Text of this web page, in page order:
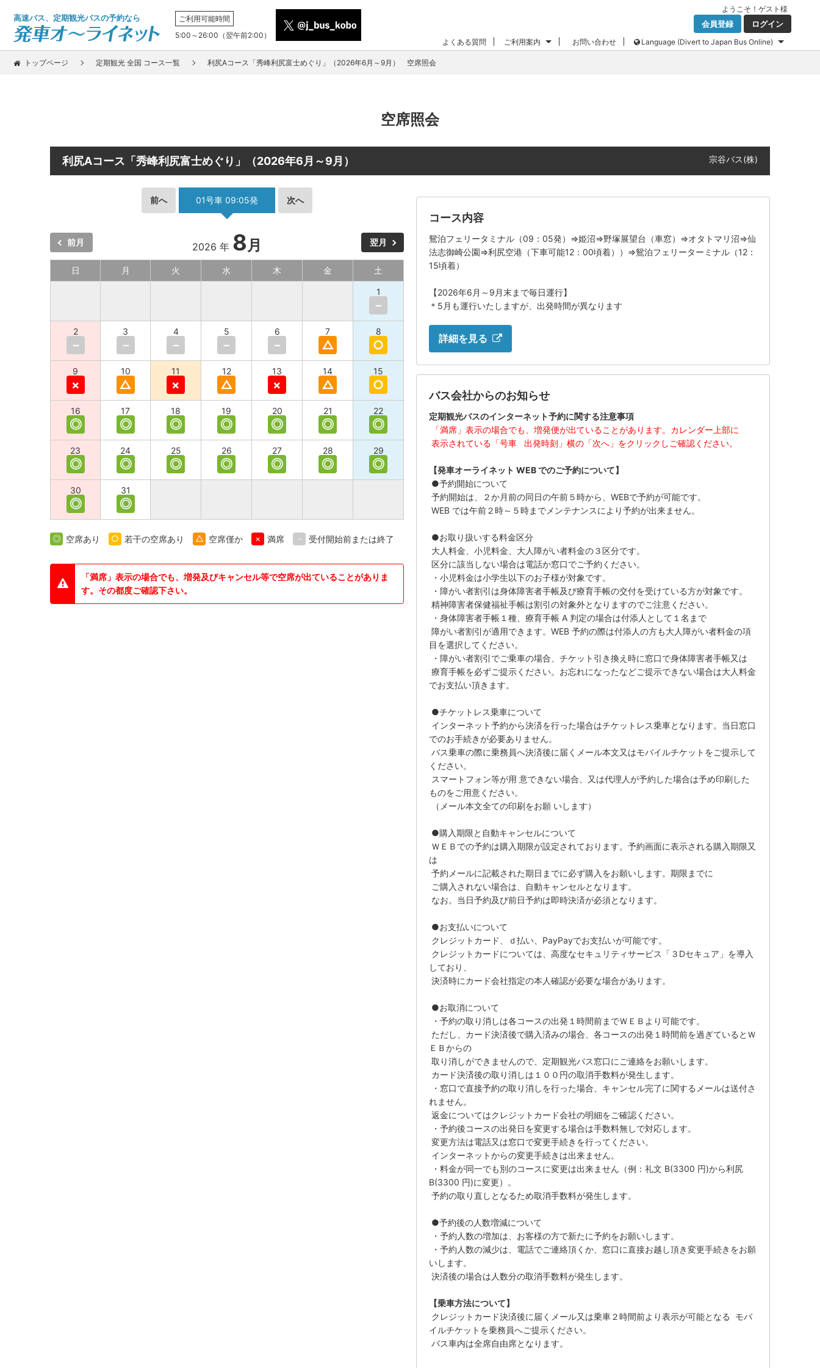
高速バス、定期観光バスの予約なら
ご利用可能時間
5:00～26:00（翌午前2:00）
ようこそ！ ゲスト 様
会員登録 ログイン
よくある質問 ご利用案内 お問い合わせ Language (Divert to Japan Bus Online)
トップページ 定期観光 全国 コース一覧 利尻Aコース「秀峰利尻富士めぐり」（2026年6月～9月） 空席照会
空席照会
利尻Aコース「秀峰利尻富士めぐり」（2026年6月～9月） 宗谷バス(株)
前へ 01号車 09:05発 次へ
前月 2026 年 8月 翌月
日 月 火 水 木 金 土
1
－
2
－
3
－
4
－
5
－
6
－
7
△
8
○
9
×
10
△
11
×
12
△
13
×
14
△
15
○
16
◎
17
◎
18
◎
19
◎
20
◎
21
◎
22
◎
23
◎
24
◎
25
◎
26
◎
27
◎
28
◎
29
◎
30
◎
31
◎
◎ 空席あり ○ 若干の空席あり △ 空席僅か × 満席 受付開始前または終了
「満席」表示の場合でも、増発及びキャンセル等で空席が出ていることがありま
す。その都度ご確認下さい。
コース内容
鴛泊フェリータミナル（09：05発）⇒姫沼⇒野塚展望台（車窓）⇒オタトマリ沼⇒仙
法志御崎公園⇒利尻空港（下車可能12：00頃着））⇒鴛泊フェリーターミナル（12：
15頃着）
【2026年6月～9月末まで毎日運行】
＊5月も運行いたしますが、出発時間が異なります
詳細を見る
バス会社からのお知らせ
定期観光バスのインターネット予約に関する注意事項
「満席」表示の場合でも、増発便が出ていることがあります。カレンダー上部に
表示されている「号車 出発時刻」横の「次へ」をクリックしご確認ください。
【発車オーライネット WEB でのご予約について】
●予約開始について
予約開始は、２か月前の同日の午前５時から、WEBで予約が可能です。
WEB では午前２時～５時までメンテナンスにより予約が出来ません。
●お取り扱いする料金区分
大人料金、小児料金、大人障がい者料金の３区分です。
区分に該当しない場合は電話か窓口でご予約ください。
・小児料金は小学生以下のお子様が対象です。
・障がい者割引は身体障害者手帳及び療育手帳の交付を受けている方が対象です。
精神障害者保健福祉手帳は割引の対象外となりますのでご注意ください。
・身体障害者手帳１種、療育手帳 A 判定の場合は付添人として１名まで
障がい者割引が適用できます。WEB 予約の際は付添人の方も大人障がい者料金の項
目を選択してください。
・障がい者割引でご乗車の場合、チケット引き換え時に窓口で身体障害者手帳又は
療育手帳を必ずご提示ください。お忘れになったなどご提示できない場合は大人料金
でお支払い頂きます。
●チケットレス乗車について
インターネット予約から決済を行った場合はチケットレス乗車となります。当日窓口
でのお手続きが必要ありません。
バス乗車の際に乗務員へ決済後に届くメール本文又はモバイルチケットをご提示して
ください。
スマートフォン等が用 意できない場合、又は代理人が予約した場合は予め印刷した
ものをご用意ください。
（メール本文全ての印刷をお願 いします）
●購入期限と自動キャンセルについて
ＷＥＢでの予約は購入期限が設定されております。予約画面に表示される購入期限又
は
予約メールに記載された期日までに必ず購入をお願いします。期限までに
ご購入されない場合は、自動キャンセルとなります。
なお。当日予約及び前日予約は即時決済が必須となります。
●お支払いについて
クレジットカード、ｄ払い、PayPayでお支払いが可能です。
クレジットカードについては、高度なセキュリティサービス「３Dセキュア」を導入
しており、
決済時にカード会社指定の本人確認が必要な場合があります。
●お取消について
・予約の取り消しは各コースの出発１時間前までＷＥＢより可能です。
ただし、カード決済後で購入済みの場合、各コースの出発１時間前を過ぎているとＷ
ＥＢからの
取り消しができませんので、定期観光バス窓口にご連絡をお願いします。
カード決済後の取り消しは１００円の取消手数料が発生します。
・窓口で直接予約の取り消しを行った場合、キャンセル完了に関するメールは送付さ
れません。
返金についてはクレジットカード会社の明細をご確認ください。
・予約後コースの出発日を変更する場合は手数料無しで対応します。
変更方法は電話又は窓口で変更手続きを行ってください。
インターネットからの変更手続きは出来ません。
・料金が同一でも別のコースに変更は出来ません（例：礼文 B(3300 円)から利尻
B(3300 円)に変更）。
予約の取り直しとなるため取消手数料が発生します。
●予約後の人数増減について
・予約人数の増加は、お客様の方で新たに予約をお願いします。
・予約人数の減少は、電話でご連絡頂くか、窓口に直接お越し頂き変更手続きをお願
いします。
決済後の場合は人数分の取消手数料が発生します。
【乗車方法について】
クレジットカード決済後に届くメール又は乗車２時間前より表示が可能となる モバ
イルチケットを乗務員へご提示ください。
バス車内は全席自由席となります。